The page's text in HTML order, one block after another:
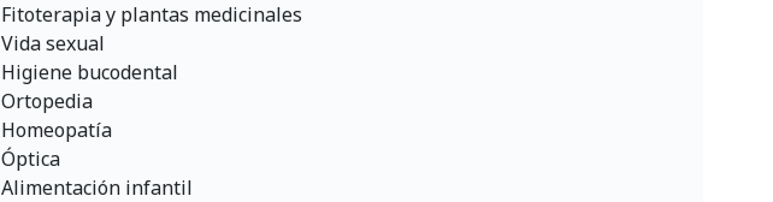
Fitoterapia y plantas medicinales
Vida sexual
Higiene bucodental
Ortopedia
Homeopatía
Óptica
Alimentación infantil